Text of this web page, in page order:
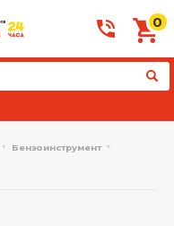
0
Бензоинструмент